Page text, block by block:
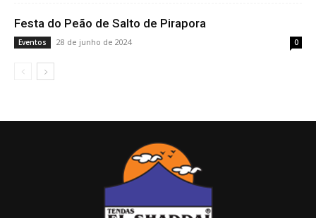
Festa do Peão de Salto de Pirapora
Eventos 28 de junho de 2024 0